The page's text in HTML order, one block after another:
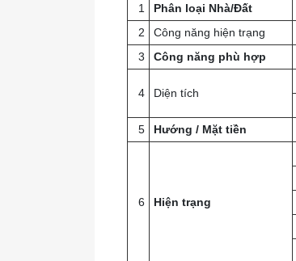
1
Phân loại Nhà/Đất
2
Công năng hiện trạng
3
Công năng phù hợp
4 Diện tích
5
Hướng / Mặt tiền
6 Hiện trạng